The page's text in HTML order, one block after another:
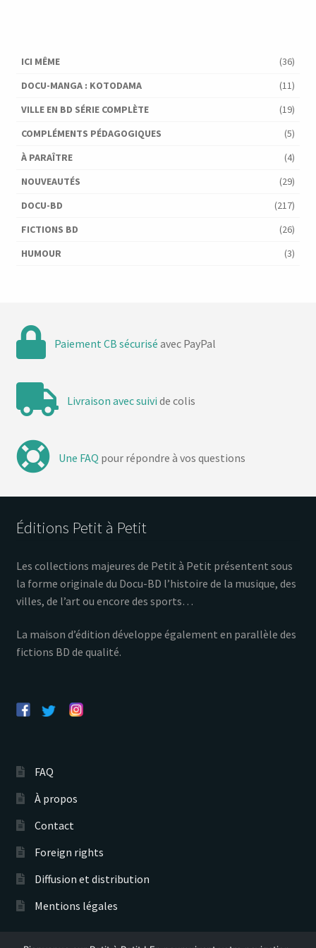
ICI MÊME
(36)
DOCU-MANGA : KOTODAMA
(11)
VILLE EN BD SÉRIE COMPLÈTE
(19)
COMPLÉMENTS PÉDAGOGIQUES
(5)
À PARAÎTRE
(4)
NOUVEAUTÉS
(29)
DOCU-BD
(217)
FICTIONS BD
(26)
HUMOUR
(3)
Paiement CB sécurisé avec PayPal
Livraison avec suivi de colis
Une FAQ pour répondre à vos questions
Éditions Petit à Petit
Les collections majeures de Petit à Petit présentent sous
la forme originale du Docu-BD l’histoire de la musique, des
villes, de l’art ou encore des sports…
La maison d’édition développe également en parallèle des
fictions BD de qualité.
FAQ
À propos
Contact
Foreign rights
Diffusion et distribution
Mentions légales